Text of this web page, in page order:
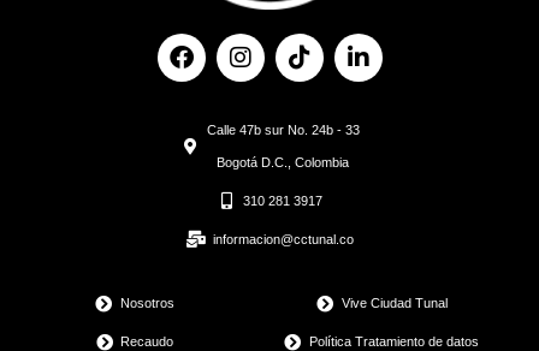
F
a
b
o
I
n
a
g
r
a
m
T
i
o
k
L
i
e
Calle 47b sur No. 24b - 33
Bogotá D.C., Colombia
310 281 3917
informacion@cctunal.co
Nosotros
Recaudo
Vive Ciudad Tunal
Política Tratamiento de datos